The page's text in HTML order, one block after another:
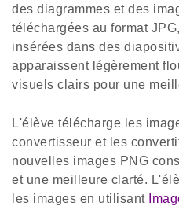
des diagrammes et des
téléchargées au format
insérées dans des
apparaissent légèrement
visuels clairs pour une
L'élève télécharge les
convertisseur et les
nouvelles images PNG
et une meilleure clarté.
les images en utilisant